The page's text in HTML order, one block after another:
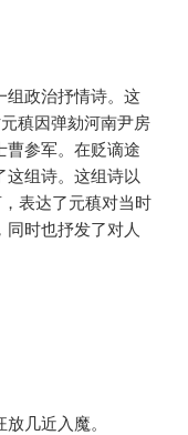
组政治抒情诗。这
稹因弹劾河南尹房
曹参军。在贬谪途
组诗。这组诗以
表达了元稹对当时
时也抒发了对人
几近入魔。